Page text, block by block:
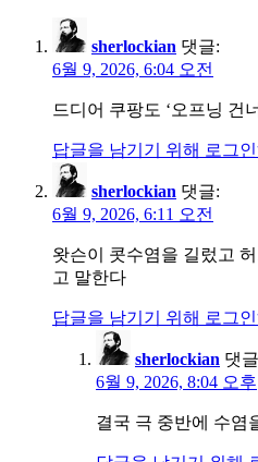
sherlockian 댓글:
6월 9, 2026, 6:04 오전
드디어 쿠팡도 ‘오프닝 건
답글을 남기기 위해 로그인
sherlockian 댓글:
6월 9, 2026, 6:11 오전
왓슨이 콧수염을 길렀고
고 말한다
답글을 남기기 위해 로그인
sherlockian 댓
6월 9, 2026, 8:04 오후
결국 극 중반에 수염